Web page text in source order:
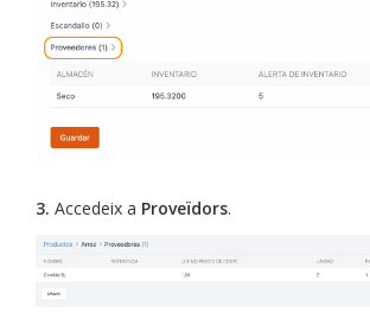
3. Accedeix a Proveïdors.